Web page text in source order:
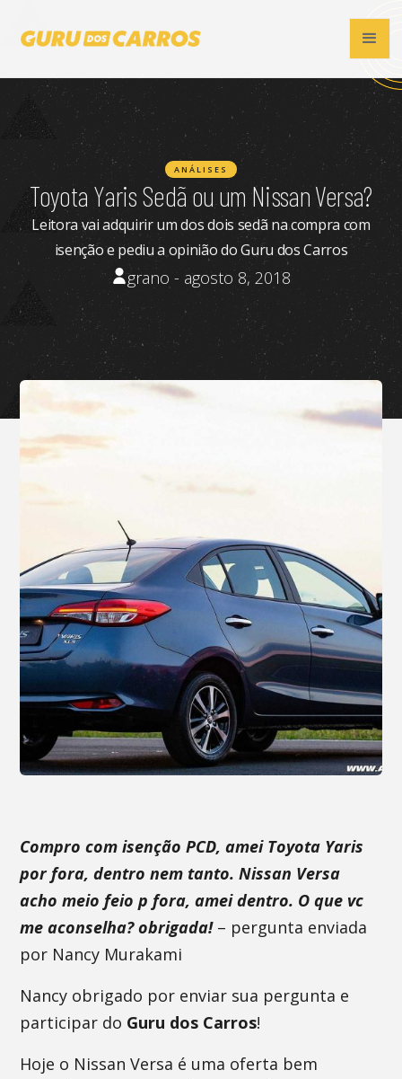
ANÁLISES
Toyota Yaris Sedã ou um Nissan Versa?
Leitora vai adquirir um dos dois sedã na compra com
isenção e pediu a opinião do Guru dos Carros
grano - agosto 8, 2018
Compro com isenção PCD, amei Toyota Yaris
por fora, dentro nem tanto. Nissan Versa
acho meio feio p fora, amei dentro. O que vc
me aconselha? obrigada!– pergunta enviada
por Nancy Murakami
Nancy obrigado por enviar sua pergunta e
participar do Guru dos Carros!
Hoje o Nissan Versa é uma oferta bem